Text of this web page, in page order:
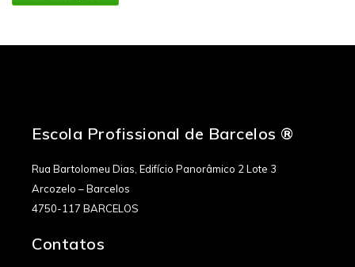
Escola Profissional de Barcelos ®
Rua Bartolomeu Dias, Edifício Panorâmico 2 Lote 3
Arcozelo – Barcelos
4750-117 BARCELOS
Contatos